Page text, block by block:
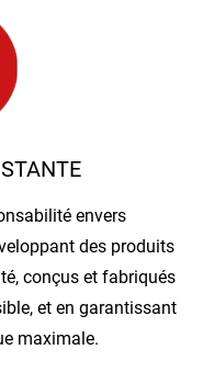
envers
des produits
conçus et fabriqués
et en garantissant
maximale.